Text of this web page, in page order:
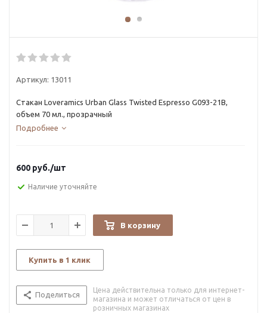
Артикул: 13011
Стакан Loveramics Urban Glass Twisted Espresso G093-21B,
объем 70 мл., прозрачный
Подробнее
600 руб./шт
Наличие уточняйте
В корзину
Купить в 1 клик
Поделиться
Цена действительна только для интернет-
магазина и может отличаться от цен в
розничных магазинах